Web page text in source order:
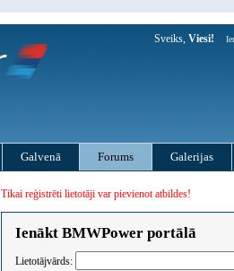
Sveiks, Viesi!
Galvenā Forums Galerijas
Tikai reģistrēti lietotāji var pievienot atbildes!
Ienākt BMWPower portālā
Lietotājvārds: